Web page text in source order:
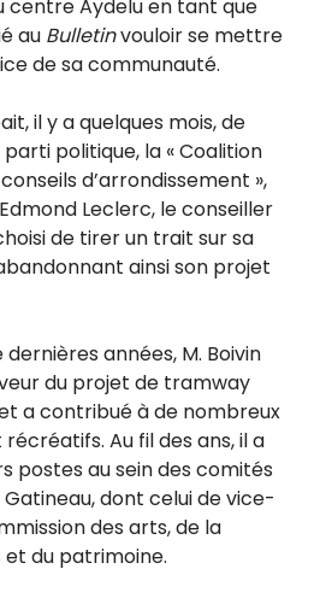
centre Aydelu en tant que
au Bulletinvouloir se mettre
de sa communauté.
il y a quelques mois, de
politique, la « Coalition
d’arrondissement »,
Leclerc, le conseiller
de tirer un trait sur sa
ainsi son projet
années, M. Boivin
du projet de tramway
a contribué à de nombreux
Au fil des ans, il a
postes au sein des comités
dont celui de vice-
des arts, de la
du patrimoine.